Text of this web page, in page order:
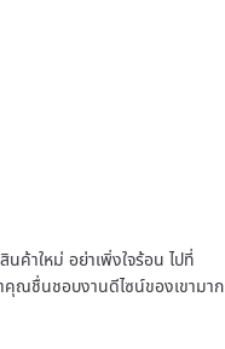
ค้าใหม่ อย่าเพิ่งใจร้อน ไปที่
คุณชื่นชอบงานดีไซน์ของเขามาก